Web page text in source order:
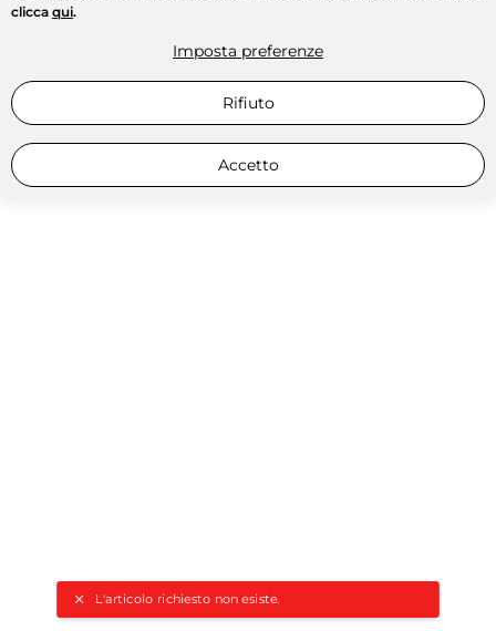
L'articolo richiesto non esiste.
clicca qui.
Imposta preferenze
Rifiuto
Accetto